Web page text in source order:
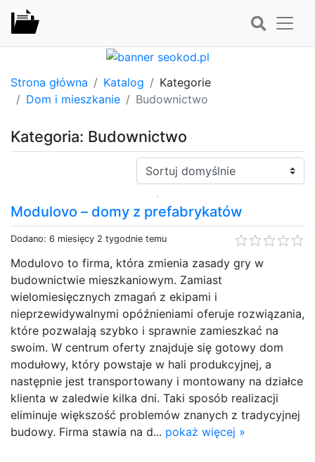
Strona główna Katalog
Kategorie
Dom i mieszkanie
Budownictwo
Kategoria: Budownictwo
Sortuj:
Modulovo – domy z prefabrykatów
Dodano: 6 miesięcy 2 tygodnie temu
Modulovo to firma, która zmienia zasady gry w
budownictwie mieszkaniowym. Zamiast
wielomiesięcznych zmagań z ekipami i
nieprzewidywalnymi opóźnieniami oferuje rozwiązania,
które pozwalają szybko i sprawnie zamieszkać na
swoim. W centrum oferty znajduje się gotowy dom
modułowy, który powstaje w hali produkcyjnej, a
następnie jest transportowany i montowany na działce
klienta w zaledwie kilka dni. Taki sposób realizacji
eliminuje większość problemów znanych z tradycyjnej
budowy. Firma stawia na d... pokaż więcej »